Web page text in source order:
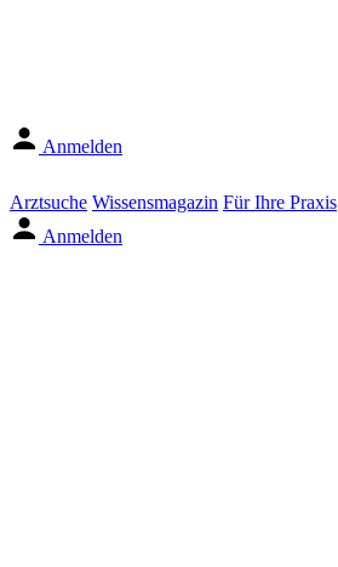
Anmelden
Arztsuche Wissensmagazin Für Ihre Praxis
Anmelden